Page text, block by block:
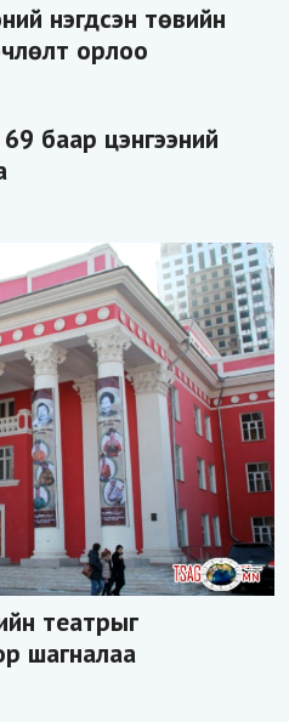
нэгдсэн төвийн
орлоо
баар цэнгээний
театрыг
шагналаа